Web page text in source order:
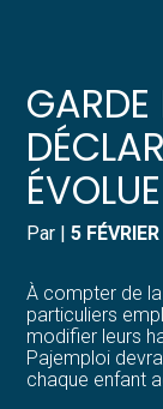
Gérer votre
Piloter votre
Développer
Construire
Structurer
Suivre votre
Gérer vos
GARDE
Par |5
À compter de
particuliers
modifier leurs
Pajemploi
chaque enfant